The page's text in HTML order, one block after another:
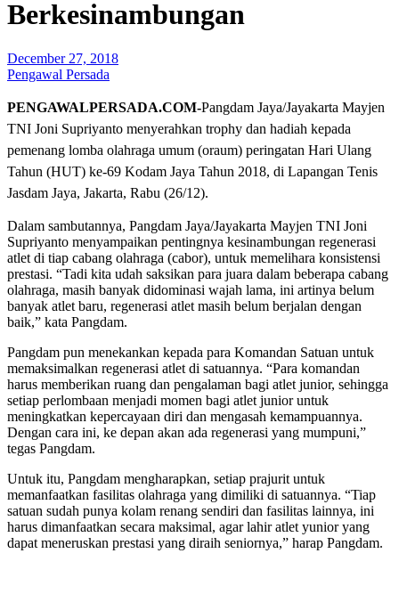
Berkesinambungan
December 27, 2018
Pengawal Persada
PENGAWALPERSADA.COM-Pangdam Jaya/Jayakarta Mayjen
TNI Joni Supriyanto menyerahkan trophy dan hadiah kepada
pemenang lomba olahraga umum (oraum) peringatan Hari Ulang
Tahun (HUT) ke-69 Kodam Jaya Tahun 2018, di Lapangan Tenis
Jasdam Jaya, Jakarta, Rabu (26/12).
Dalam sambutannya, Pangdam Jaya/Jayakarta Mayjen TNI Joni
Supriyanto menyampaikan pentingnya kesinambungan regenerasi
atlet di tiap cabang olahraga (cabor), untuk memelihara konsistensi
prestasi. “Tadi kita udah saksikan para juara dalam beberapa cabang
olahraga, masih banyak didominasi wajah lama, ini artinya belum
banyak atlet baru, regenerasi atlet masih belum berjalan dengan
baik,” kata Pangdam.
Pangdam pun menekankan kepada para Komandan Satuan untuk
memaksimalkan regenerasi atlet di satuannya. “Para komandan
harus memberikan ruang dan pengalaman bagi atlet junior, sehingga
setiap perlombaan menjadi momen bagi atlet junior untuk
meningkatkan kepercayaan diri dan mengasah kemampuannya.
Dengan cara ini, ke depan akan ada regenerasi yang mumpuni,”
tegas Pangdam.
Untuk itu, Pangdam mengharapkan, setiap prajurit untuk
memanfaatkan fasilitas olahraga yang dimiliki di satuannya. “Tiap
satuan sudah punya kolam renang sendiri dan fasilitas lainnya, ini
harus dimanfaatkan secara maksimal, agar lahir atlet yunior yang
dapat meneruskan prestasi yang diraih seniornya,” harap Pangdam.